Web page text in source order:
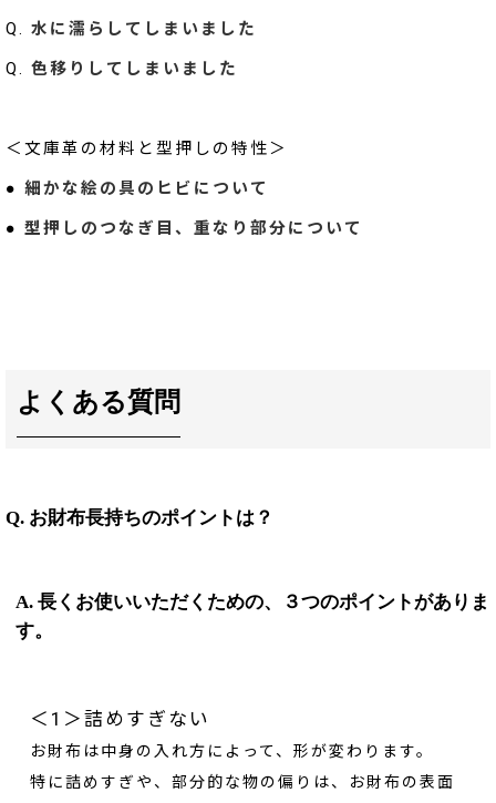
Q. 水に濡らしてしまいました
Q. 色移りしてしまいました
＜文庫革の材料と型押しの特性＞
● 細かな絵の具のヒビについて
● 型押しのつなぎ目、重なり部分について
よくある質問
Q. お財布長持ちのポイントは？
A. 長くお使いいただくための、３つのポイントがありま
す。
＜1＞詰めすぎない
お財布は中身の入れ方によって、形が変わります。
特に詰めすぎや、部分的な物の偏りは、お財布の表面